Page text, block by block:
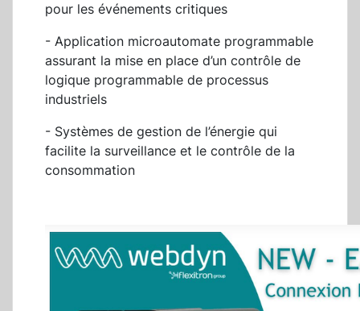
pour les événements critiques
- Application microautomate programmable
assurant la mise en place d’un contrôle de
logique programmable de processus
industriels
- Systèmes de gestion de l’énergie qui
facilite la surveillance et le contrôle de la
consommation